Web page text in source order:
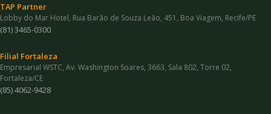
TAP Partner
Lobby do Mar Hotel, Rua Barão de Souza Leão, 451, Boa Viagem, Recife/PE
(81) 3465-0300
Filial Fortaleza
Empresarial WSTC, Av. Washington Soares, 3663, Sala 802, Torre 02,
Fortaleza/CE
(85) 4062-9428